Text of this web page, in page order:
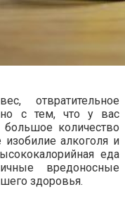
отвратительное
с тем, что у вас
количество
алкоголя и
еда
вредоносные
здоровья.